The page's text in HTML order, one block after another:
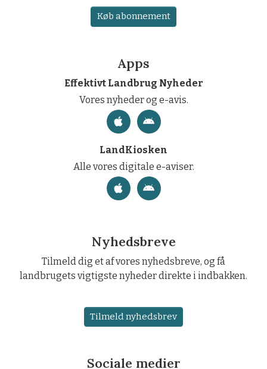
Køb abonnement
Apps
Effektivt Landbrug Nyheder
Vores nyheder og e-avis.
LandKiosken
Alle vores digitale e-aviser.
Nyhedsbreve
Tilmeld dig et af vores nyhedsbreve, og få
landbrugets vigtigste nyheder direkte i indbakken.
Tilmeld nyhedsbrev
Sociale medier